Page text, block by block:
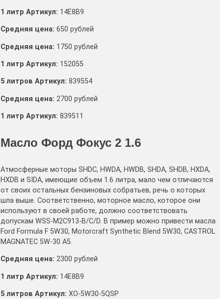
1 литр Артикул: 14E8B9
Средняя цена: 650 рублей
Средняя цена: 1750 рублей
1 литр Артикул: 152055
5 литров Артикул: 839554
Средняя цена: 2700 рублей
1 литр Артикул: 839511
Масло Форд Фокус 2 1.6
Атмосферные моторы SHDC, HWDA, HWDB, SHDA, SHDB, HXDA,
HXDB и SIDA, имеющие объем 1.6 литра, мало чем отличаются
от своих остальных бензиновых собратьев, речь о которых
шла выше. Соответственно, моторное масло, которое они
используют в своей работе, должно соответствовать
допускам WSS-M2C913-B/C/D. В пример можно привести масла
Ford Formula F 5W30, Motorcraft Synthetic Blend 5W30, CASTROL
MAGNATEC 5W-30 A5.
Средняя цена: 2300 рублей
1 литр Артикул: 14E8B9
5 литров Артикул: XO-5W30-5QSP